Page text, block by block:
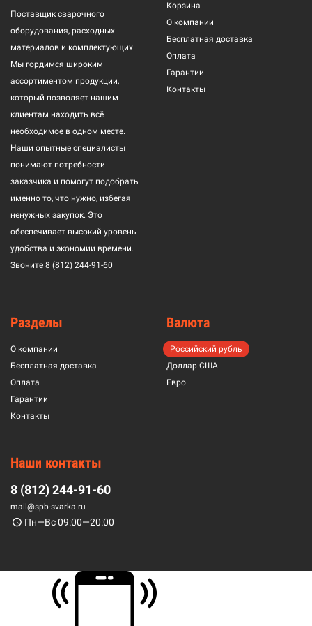
Поставщик сварочного
оборудования, расходных
материалов и комплектующих.
Мы гордимся широким
ассортиментом продукции,
который позволяет нашим
клиентам находить всё
необходимое в одном месте.
Наши опытные специалисты
понимают потребности
заказчика и помогут подобрать
именно то, что нужно, избегая
ненужных закупок. Это
обеспечивает высокий уровень
удобства и экономии времени.
Звоните 8 (812) 244-91-60
Корзина
О компании
Бесплатная доставка
Оплата
Гарантии
Контакты
Разделы
О компании
Бесплатная доставка
Оплата
Гарантии
Контакты
Валюта
Российский рубль
Доллар США
Евро
Наши контакты
8 (812) 244-91-60
mail@spb-svarka.ru
Пн—Вс 09:00—20:00